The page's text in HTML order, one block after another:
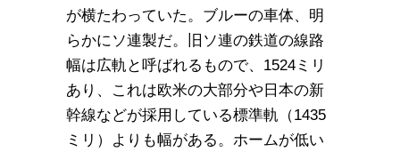
が横たわっていた。ブルーの車体、明
らかにソ連製だ。旧ソ連の鉄道の線路
幅は広軌と呼ばれるもので、1524ミリ
あり、これは欧米の大部分や日本の新
幹線などが採用している標準軌（1435
ミリ）よりも幅がある。ホームが低い